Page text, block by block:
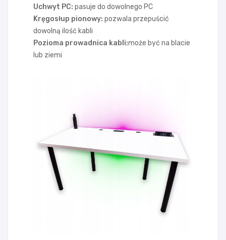
Uchwyt PC: pasuje do dowolnego PC
Kręgosłup pionowy: pozwala przepuścić
dowolną ilość kabli
Pozioma prowadnica kabli:może być na blacie
lub ziemi